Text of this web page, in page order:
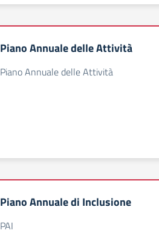
Piano Annuale delle Attività
Piano Annuale delle Attività
Piano Annuale di Inclusione
PAI